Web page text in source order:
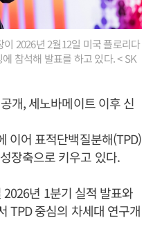
2026년 2월12일 미국 플로리다
참석해 발표를 하고 있다. < SK
개, 세노바메이트 이후 신
이어 표적단백질분해(TPD)
장축으로 키우고 있다.
년 1분기 실적 발표와
TPD 중심의 차세대 연구개